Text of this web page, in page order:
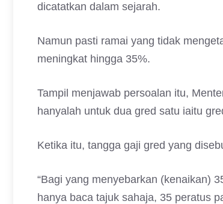
dicatatkan dalam sejarah.
Namun pasti ramai yang tidak
meningkat hingga 35%.
Tampil menjawab persoalan itu,
hanyalah untuk dua gred satu iaitu
Ketika itu, tangga gaji gred yang
“Bagi yang menyebarkan (kenaikan)
hanya baca tajuk sahaja, 35 peratus